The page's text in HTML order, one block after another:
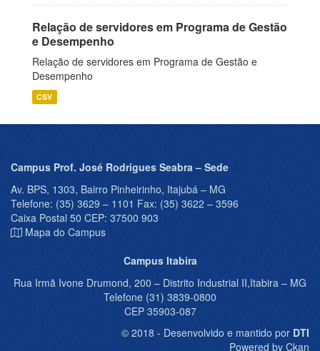
Relação de servidores em Programa de Gestão
e Desempenho
Relação de servidores em Programa de Gestão e
Desempenho
CSV
Campus Prof. José Rodrigues Seabra – Sede
Av. BPS, 1303, Bairro Pinheirinho, Itajubá – MG
Telefone: (35) 3629 – 1101 Fax: (35) 3622 – 3596
Caixa Postal 50 CEP: 37500 903
Mapa do Campus
Campus Itabira
Rua Irmã Ivone Drumond, 200 – Distrito Industrial II,Itabira – MG
Telefone (31) 3839-0800
CEP 35903-087
© 2018 - Desenvolvido e mantido por DTI
Powered by Ckan